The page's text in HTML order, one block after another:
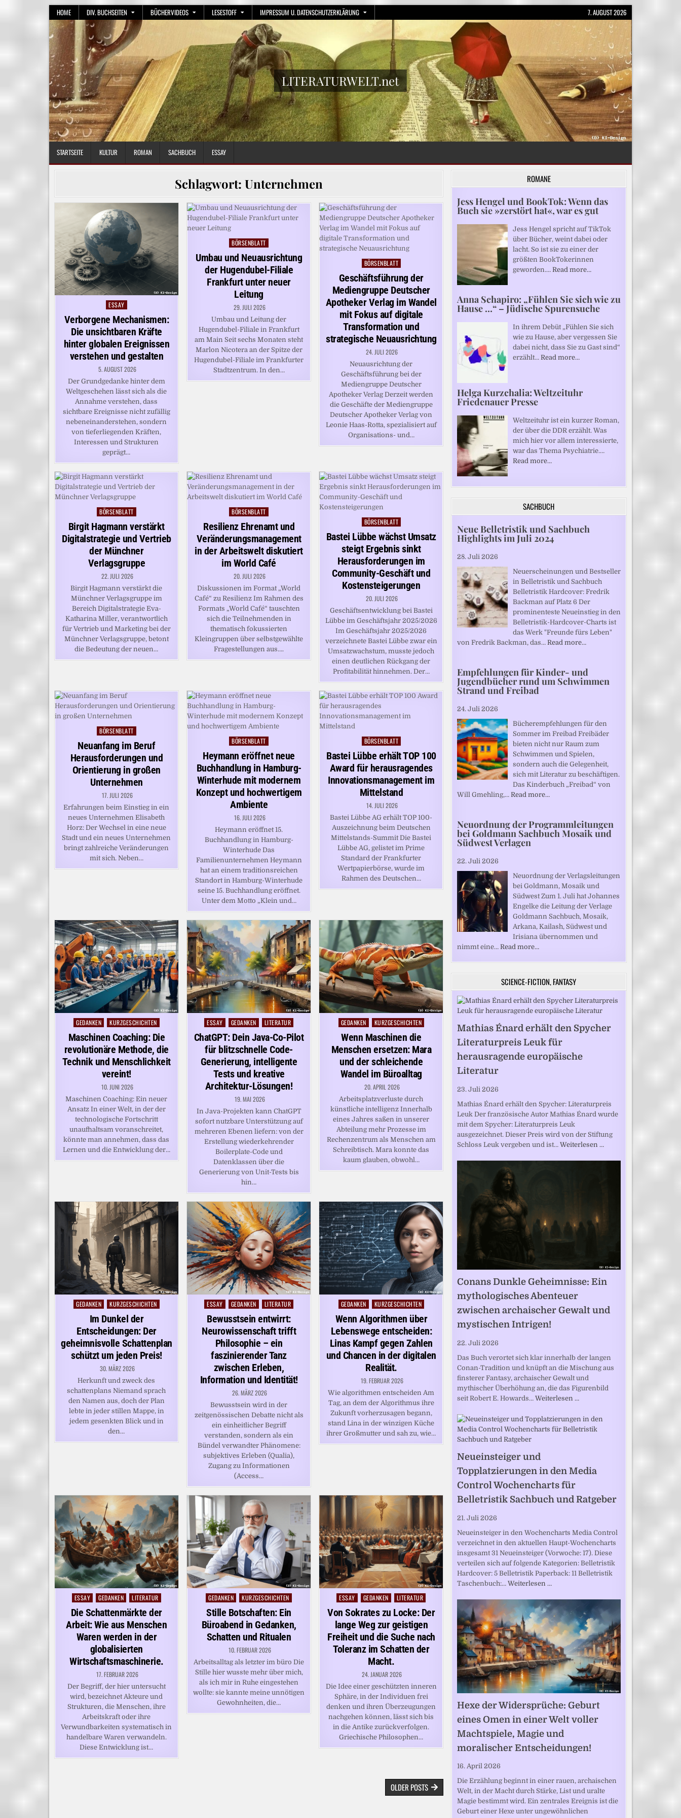
HOME DIV. BUCHSEITEN BÜCHERVIDEOS LESESTOFF IMPRESSUM U. DATENSCHUTZERKLÄRUNG 7. AUGUST 2026
LITERATURWELT.net
STARTSEITE KULTUR ROMAN SACHBUCH ESSAY
Schlagwort:Unternehmen
Posted
ESSAY
Verborgene Mechanismen:
Die unsichtbaren Kräfte
hinter globalen Ereignissen
verstehen und gestalten
5. AUGUST 2026
Der Grundgedanke hinter dem
Weltgeschehen lässt sich als die
Annahme verstehen, dass
sichtbare Ereignisse nicht zufällig
nebeneinanderstehen, sondern
von tieferliegenden Kräften,
Interessen und Strukturen
geprägt…
Posted
BÖRSENBLATT
Umbau und Neuausrichtung
der Hugendubel-Filiale
Frankfurt unter neuer
Leitung
29. JULI 2026
Umbau und Leitung der
Hugendubel-Filiale in Frankfurt
am Main Seit sechs Monaten steht
Marlon Nicotera an der Spitze der
Hugendubel-Filiale im Frankfurter
Stadtzentrum. In den…
Posted
in
BÖRSENBLATT
Geschäftsführung der
Mediengruppe Deutscher
Apotheker Verlag im Wandel
mit Fokus auf digitale
Transformation und
strategische Neuausrichtung
24. JULI 2026
Neuausrichtung der
Geschäftsführung bei der
Mediengruppe Deutscher
Apotheker Verlag Derzeit werden
die Geschäfte der Mediengruppe
Deutscher Apotheker Verlag von
Leonie Haas-Rotta, spezialisiert auf
Organisations- und…
Posted
in
BÖRSENBLATT
Birgit Hagmann verstärkt
Digitalstrategie und Vertrieb
der Münchner
Verlagsgruppe
22. JULI 2026
Birgit Hagmann verstärkt die
Münchner Verlagsgruppe im
Bereich Digitalstrategie Eva-
Katharina Miller, verantwortlich
für Vertrieb und Marketing bei der
Münchner Verlagsgruppe, betont
die Bedeutung der neuen…
Posted
BÖRSENBLATT
Resilienz Ehrenamt und
Veränderungsmanagement
in der Arbeitswelt diskutiert
im World Café
20. JULI 2026
Diskussionen im Format „World
Café“ zu Resilienz Im Rahmen des
Formats „World Café“ tauschten
sich die Teilnehmenden in
thematisch fokussierten
Kleingruppen über selbstgewählte
Fragestellungen aus….
Posted
in
BÖRSENBLATT
Bastei Lübbe wächst Umsatz
steigt Ergebnis sinkt
Herausforderungen im
Community-Geschäft und
Kostensteigerungen
20. JULI 2026
Geschäftsentwicklung bei Bastei
Lübbe im Geschäftsjahr 2025/2026
Im Geschäftsjahr 2025/2026
verzeichnete Bastei Lübbe zwar ein
Umsatzwachstum, musste jedoch
einen deutlichen Rückgang der
Profitabilität hinnehmen. Der…
Posted
in
BÖRSENBLATT
Neuanfang im Beruf
Herausforderungen und
Orientierung in großen
Unternehmen
17. JULI 2026
Erfahrungen beim Einstieg in ein
neues Unternehmen Elisabeth
Horz: Der Wechsel in eine neue
Stadt und ein neues Unternehmen
bringt zahlreiche Veränderungen
mit sich. Neben…
Posted
BÖRSENBLATT
Heymann eröffnet neue
Buchhandlung in Hamburg-
Winterhude mit modernem
Konzept und hochwertigem
Ambiente
16. JULI 2026
Heymann eröffnet 15.
Buchhandlung in Hamburg-
Winterhude Das
Familienunternehmen Heymann
hat an einem traditionsreichen
Standort in Hamburg-Winterhude
seine 15. Buchhandlung eröffnet.
Unter dem Motto „Klein und…
Posted
in
BÖRSENBLATT
Bastei Lübbe erhält TOP 100
Award für herausragendes
Innovationsmanagement im
Mittelstand
14. JULI 2026
Bastei Lübbe AG erhält TOP 100-
Auszeichnung beim Deutschen
Mittelstands-Summit Die Bastei
Lübbe AG, gelistet im Prime
Standard der Frankfurter
Wertpapierbörse, wurde im
Rahmen des Deutschen…
Posted
in
GEDANKEN KURZGESCHICHTEN
Maschinen Coaching: Die
revolutionäre Methode, die
Technik und Menschlichkeit
vereint!
10. JUNI 2026
Maschinen Coaching: Ein neuer
Ansatz In einer Welt, in der der
technologische Fortschritt
unaufhaltsam voranschreitet,
könnte man annehmen, dass das
Lernen und die Entwicklung der…
Posted
in
ESSAY GEDANKEN LITERATUR
ChatGPT: Dein Java-Co-Pilot
für blitzschnelle Code-
Generierung, intelligente
Tests und kreative
Architektur-Lösungen!
19. MAI 2026
In Java-Projekten kann ChatGPT
sofort nutzbare Unterstützung auf
mehreren Ebenen liefern: von der
Erstellung wiederkehrender
Boilerplate-Code und
Datenklassen über die
Generierung von Unit-Tests bis
hin…
Posted
in
GEDANKEN KURZGESCHICHTEN
Wenn Maschinen die
Menschen ersetzen: Mara
und der schleichende
Wandel im Büroalltag
20. APRIL 2026
Arbeitsplatzverluste durch
künstliche intelligenz Innerhalb
eines Jahres saßen in unserer
Abteilung mehr Prozesse im
Rechenzentrum als Menschen am
Schreibtisch. Mara konnte das
kaum glauben, obwohl…
Posted
GEDANKEN KURZGESCHICHTEN
Im Dunkel der
Entscheidungen: Der
geheimnisvolle Schattenplan
schützt um jeden Preis!
30. MÄRZ 2026
Herkunft und zweck des
schattenplans Niemand sprach
den Namen aus, doch der Plan
lebte in jeder stillen Mappe, in
jedem gesenkten Blick und in
den…
Posted
in
ESSAY GEDANKEN LITERATUR
Bewusstsein entwirrt:
Neurowissenschaft trifft
Philosophie – ein
faszinierender Tanz
zwischen Erleben,
Information und Identität!
26. MÄRZ 2026
Bewusstsein wird in der
zeitgenössischen Debatte nicht als
ein einheitlicher Begriff
verstanden, sondern als ein
Bündel verwandter Phänomene:
subjektives Erleben (Qualia),
Zugang zu Informationen
(Access…
Posted
in
GEDANKEN KURZGESCHICHTEN
Wenn Algorithmen über
Lebenswege entscheiden:
Linas Kampf gegen Zahlen
und Chancen in der digitalen
Realität.
19. FEBRUAR 2026
Wie algorithmen entscheiden Am
Tag, an dem der Algorithmus ihre
Zukunft vorherzusagen begann,
stand Lina in der winzigen Küche
ihrer Großmutter und sah zu, wie…
Posted
in
ESSAY GEDANKEN LITERATUR
Die Schattenmärkte der
Arbeit: Wie aus Menschen
Waren werden in der
globalisierten
Wirtschaftsmaschinerie.
17. FEBRUAR 2026
Der Begriff, der hier untersucht
wird, bezeichnet Akteure und
Strukturen, die Menschen, ihre
Arbeitskraft oder ihre
Verwundbarkeiten systematisch in
handelbare Waren verwandeln.
Diese Entwicklung ist…
Posted
in
GEDANKEN KURZGESCHICHTEN
Stille Botschaften: Ein
Büroabend in Gedanken,
Schatten und Ritualen
10. FEBRUAR 2026
Arbeitsalltag als letzter im büro Die
Stille hier wusste mehr über mich,
als ich mir in Ruhe eingestehen
wollte: sie kannte meine unnötigen
Gewohnheiten, die…
Posted
ESSAY GEDANKEN LITERATUR
Von Sokrates zu Locke: Der
lange Weg zur geistigen
Freiheit und die Suche nach
Toleranz im Schatten der
Macht.
24. JANUAR 2026
Die Idee einer geschützten inneren
Sphäre, in der Individuen frei
denken und ihren Überzeugungen
nachgehen können, lässt sich bis
in die Antike zurückverfolgen.
Griechische Philosophen…
OLDER POSTS
ROMANE
Jess Hengel und BookTok: Wenn das
Buch sie »zerstört hat«, war es gut
Jess Hengel spricht auf TikTok
über Bücher, weint dabei oder
lacht. So ist sie zu einer der
größten BookTokerinnen
geworden.… Read more…
Anna Schapiro: „Fühlen Sie sich wie zu
Hause …“ – Jüdische Spurensuche
In ihrem Debüt „Fühlen Sie sich
wie zu Hause, aber vergessen Sie
dabei nicht, dass Sie zu Gast sind“
erzählt… Read more…
Helga Kurzchalia: Weltzeituhr
Friedenauer Presse
Weltzeituhr ist ein kurzer Roman,
der über die DDR erzählt. Was
mich hier vor allem interessierte,
war das Thema Psychiatrie.…
Read more…
SACHBUCH
Neue Belletristik und Sachbuch
Highlights im Juli 2024
28. Juli 2026
Neuerscheinungen und Bestseller
in Belletristik und Sachbuch
Belletristik Hardcover: Fredrik
Backman auf Platz 6 Der
prominenteste Neueinstieg in den
Belletristik-Hardcover-Charts ist
das Werk "Freunde fürs Leben"
von Fredrik Backman, das… Read more…
Empfehlungen für Kinder- und
Jugendbücher rund um Schwimmen
Strand und Freibad
24. Juli 2026
Bücherempfehlungen für den
Sommer im Freibad Freibäder
bieten nicht nur Raum zum
Schwimmen und Spielen,
sondern auch die Gelegenheit,
sich mit Literatur zu beschäftigen.
Das Kinderbuch „Freibad“ von
Will Gmehling,… Read more…
Neuordnung der Programmleitungen
bei Goldmann Sachbuch Mosaik und
Südwest Verlagen
22. Juli 2026
Neuordnung der Verlagsleitungen
bei Goldmann, Mosaik und
Südwest Zum 1. Juli hat Johannes
Engelke die Leitung der Verlage
Goldmann Sachbuch, Mosaik,
Arkana, Kailash, Südwest und
Irisiana übernommen und
nimmt eine… Read more…
SCIENCE-FICTION, FANTASY
Mathias Énard erhält den Spycher
Literaturpreis Leuk für
herausragende europäische
Literatur
23. Juli 2026
Mathias Énard erhält den Spycher: Literaturpreis
Leuk Der französische Autor Mathias Énard wurde
mit dem Spycher: Literaturpreis Leuk
ausgezeichnet. Dieser Preis wird von der Stiftung
Schloss Leuk vergeben und ist… Weiterlesen …
Conans Dunkle Geheimnisse: Ein
mythologisches Abenteuer
zwischen archaischer Gewalt und
mystischen Intrigen!
22. Juli 2026
Das Buch verortet sich klar innerhalb der langen
Conan-Tradition und knüpft an die Mischung aus
finsterer Fantasy, archaischer Gewalt und
mythischer Überhöhung an, die das Figurenbild
seit Robert E. Howards… Weiterlesen …
Neueinsteiger und
Topplatzierungen in den Media
Control Wochencharts für
Belletristik Sachbuch und Ratgeber
21. Juli 2026
Neueinsteiger in den Wochencharts Media Control
verzeichnet in den aktuellen Haupt-Wochencharts
insgesamt 31 Neueinsteiger (Vorwoche: 17). Diese
verteilen sich auf folgende Kategorien: Belletristik
Hardcover: 5 Belletristik Paperback: 11 Belletristik
Taschenbuch:… Weiterlesen …
Hexe der Widersprüche: Geburt
eines Omen in einer Welt voller
Machtspiele, Magie und
moralischer Entscheidungen!
16. April 2026
Die Erzählung beginnt in einer rauen, archaischen
Welt, in der Macht durch Stärke, List und uralte
Magie bestimmt wird. Ein zentrales Ereignis ist die
Geburt einer Hexe unter ungewöhnlichen